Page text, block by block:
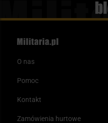
O nas
Pomoc
Kontakt
Zamówienia hurtowe